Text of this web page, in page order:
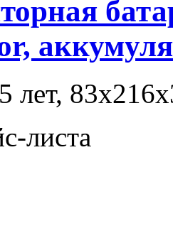
лет,
листа